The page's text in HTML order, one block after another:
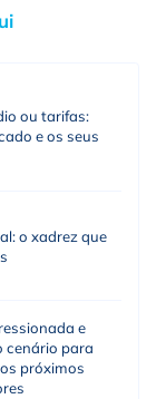
ou tarifas:
e os seus
o xadrez que
e
cenário para
próximos